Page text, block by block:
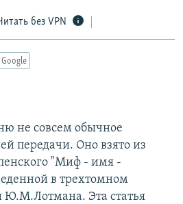
без VPN
не совсем обычное
передачи. Оно взято из
"Миф - имя -
в трехтомном
Ю.М.Лотмана. Эта статья